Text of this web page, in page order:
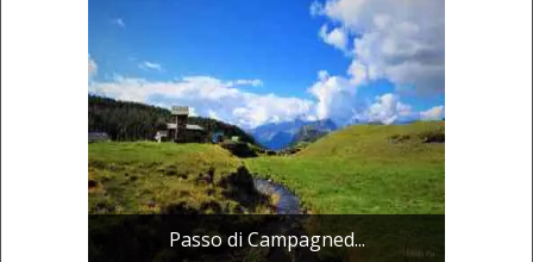
Passo di Campagned...